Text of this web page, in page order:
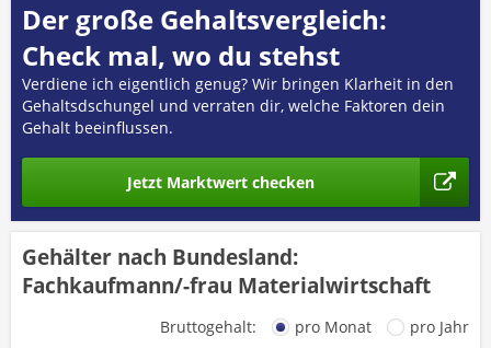
Der große Gehaltsvergleich:
Check mal, wo du stehst
Verdiene ich eigentlich genug? Wir bringen Klarheit in den
Gehaltsdschungel und verraten dir, welche Faktoren dein
Gehalt beeinflussen.
Jetzt Marktwert checken
Gehälter nach Bundesland:
Fachkaufmann/-frau Materialwirtschaft
Bruttogehalt: pro Monat pro Jahr